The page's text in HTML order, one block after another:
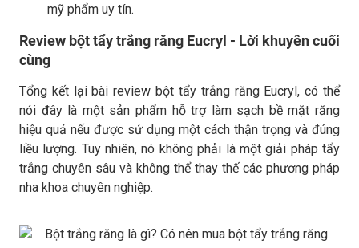
mỹ phẩm uy tín.
Review bột tẩy trắng răng Eucryl - Lời khuyên cuối
cùng
Tổng kết lại bài review bột tẩy trắng răng Eucryl, có thể
nói đây là một sản phẩm hỗ trợ làm sạch bề mặt răng
hiệu quả nếu được sử dụng một cách thận trọng và đúng
liều lượng. Tuy nhiên, nó không phải là một giải pháp tẩy
trắng chuyên sâu và không thể thay thế các phương pháp
nha khoa chuyên nghiệp.